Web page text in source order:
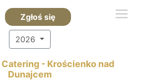
Zgłoś się
2026
- Krościenko nad
Dunajcem